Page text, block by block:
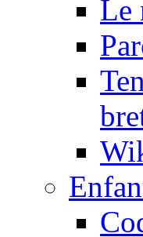
Le